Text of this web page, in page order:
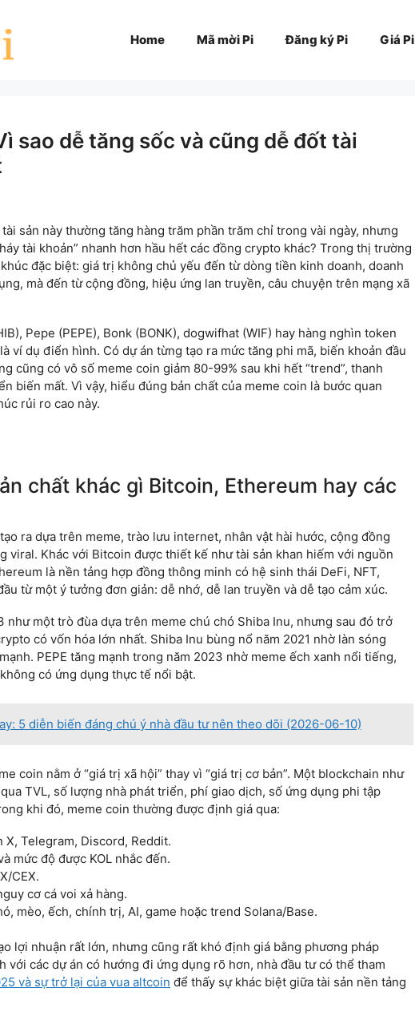
Home Mã mời Pi Đăng ký Pi Giá Pi
sao dễ tăng sốc và cũng dễ đốt tài
sản này thường tăng hàng trăm phần trăm chỉ trong vài ngày, nhưng
tài khoản” nhanh hơn hầu hết các đồng crypto khác? Trong thị trường
đặc biệt: giá trị không chủ yếu đến từ dòng tiền kinh doanh, doanh
mà đến từ cộng đồng, hiệu ứng lan truyền, câu chuyện trên mạng xã
Pepe (PEPE), Bonk (BONK), dogwifhat (WIF) hay hàng nghìn token
ví dụ điển hình. Có dự án từng tạo ra mức tăng phi mã, biến khoản đầu
cũng có vô số meme coin giảm 80-99% sau khi hết “trend”, thanh
biến mất. Vì vậy, hiểu đúng bản chất của meme coin là bước quan
rủi ro cao này.
chất khác gì Bitcoin, Ethereum hay các
ra dựa trên meme, trào lưu internet, nhân vật hài hước, cộng đồng
viral. Khác với Bitcoin được thiết kế như tài sản khan hiếm với nguồn
là nền tảng hợp đồng thông minh có hệ sinh thái DeFi, NFT,
từ một ý tưởng đơn giản: dễ nhớ, dễ lan truyền và dễ tạo cảm xúc.
như một trò đùa dựa trên meme chú chó Shiba Inu, nhưng sau đó trở
có vốn hóa lớn nhất. Shiba Inu bùng nổ năm 2021 nhờ làn sóng
PEPE tăng mạnh trong năm 2023 nhờ meme ếch xanh nổi tiếng,
có ứng dụng thực tế nổi bật.
5 diễn biến đáng chú ý nhà đầu tư nên theo dõi (2026-06-10)
coin nằm ở “giá trị xã hội” thay vì “giá trị cơ bản”. Một blockchain như
TVL, số lượng nhà phát triển, phí giao dịch, số ứng dụng phi tập
khi đó, meme coin thường được định giá qua:
Telegram, Discord, Reddit.
mức độ được KOL nhắc đến.
CEX.
cơ cá voi xả hàng.
mèo, ếch, chính trị, AI, game hoặc trend Solana/Base.
lợi nhuận rất lớn, nhưng cũng rất khó định giá bằng phương pháp
với các dự án có hướng đi ứng dụng rõ hơn, nhà đầu tư có thể tham
và sự trở lại của vua altcoin để thấy sự khác biệt giữa tài sản nền tảng